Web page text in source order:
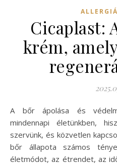
Cicaplast:
krém,
A bőr ápolása és védelme kiemelt fontosságú a
mindennapi életünkben,
szervünk, és közvetlen
bőr állapota számos
életmódot, az étrendet, az